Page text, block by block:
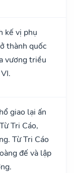
kế vị phụ
thành quốc
vương triều
giao lại ấn
Tri Cáo,
Từ Tri Cáo
đế và lập